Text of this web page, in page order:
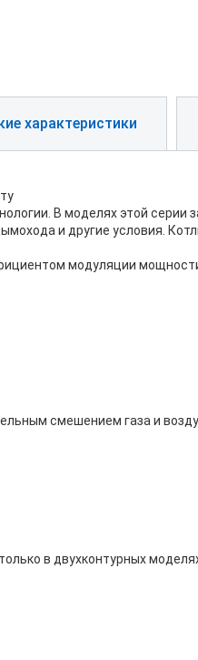
характеристики
В моделях этой серии
и другие условия.
модуляции
смешением газа и
в двухконтурных